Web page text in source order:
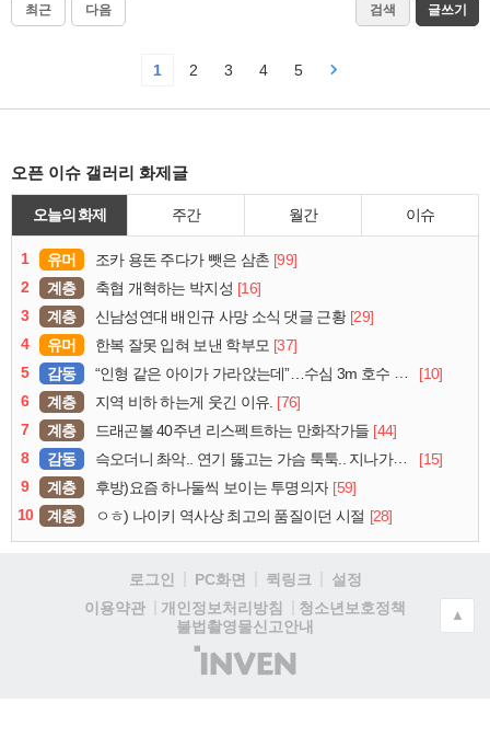
최근 다음 검색 글쓰기
1 2 3 4 5
오픈 이슈 갤러리 화제글
오늘의 화제 주간 월간 이슈
1 유머 조카 용돈 주다가 뺏은 삼촌 [99]
2
계층 축협 개혁하는 박지성 [16]
3
계층 신남성연대 배인규 사망 소식 댓글 근황 [29]
4
유머 한복 잘못 입혀 보낸 학부모 [37]
5
감동 “인형 같은 아이가 가라앉는데”…수심 3m 호수 뛰어든 60대 의인
[10]
6
계층 지역 비하 하는게 웃긴 이유. [76]
7
계층 드래곤볼 40주년 리스펙트하는 만화작가들 [44]
8
감동 슥오더니 촤악.. 연기 뚫고는 가슴 툭툭.. 지나가던 아재의 정체
[15]
9
계층 후방)요즘 하나둘씩 보이는 투명의자 [59]
10
계층 ㅇㅎ) 나이키 역사상 최고의 품질이던 시절 [28]
로그인 PC화면 퀵링크
설정
이용약관
개인정보처리방침
청소년보호정책
불법촬영물신고안내
(주)
인
▲